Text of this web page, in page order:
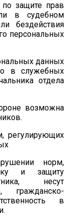
защите прав
в судебном
бездействия
персональных
данных
в служебных
отдела
возможна
регулирующих
норм,
и защиту
несут
гражданско-
в